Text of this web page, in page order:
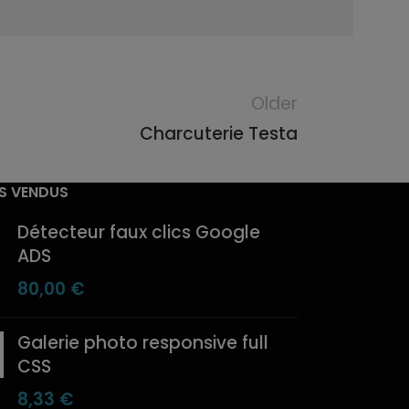
Older
Charcuterie Testa
VENDUS
Détecteur faux clics Google
ADS
80,00 €
Galerie photo responsive full
CSS
8,33 €